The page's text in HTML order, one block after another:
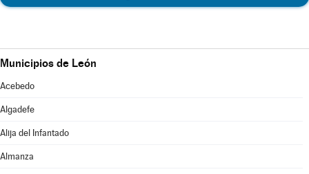
Municipios de León
Acebedo
Algadefe
Alija del Infantado
Almanza